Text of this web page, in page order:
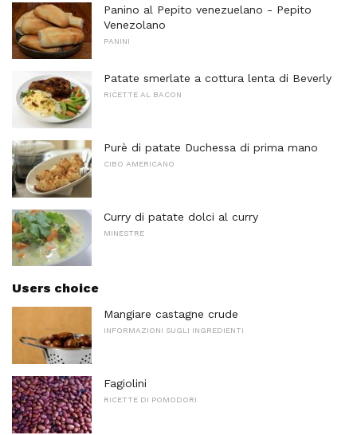
Panino al Pepito venezuelano - Pepito
Venezolano
PANINI
Patate smerlate a cottura lenta di Beverly
RICETTE AL BACON
Purè di patate Duchessa di prima mano
CIBO AMERICANO
Curry di patate dolci al curry
MINESTRE
Users choice
Mangiare castagne crude
INFORMAZIONI SUGLI INGREDIENTI
Fagiolini
RICETTE DI POMODORI